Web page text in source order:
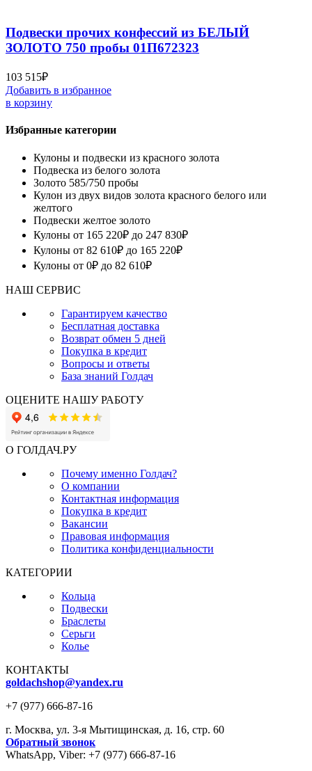
Подвески прочих конфессий из БЕЛЫЙ
ЗОЛОТО 750 пробы 01П672323
103 515₽
Добавить в избранное
в корзину
Избранные категории
Кулоны и подвески из красного золота
Подвеска из белого золота
Золото 585/750 пробы
Кулон из двух видов золота красного белого или
желтого
Подвески желтое золото
Кулоны от 165 220₽ до 247 830₽
Кулоны от 82 610₽ до 165 220₽
Кулоны от 0₽ до 82 610₽
НАШ СЕРВИС
Гарантируем качество
Бесплатная доставка
Возврат обмен 5 дней
Покупка в кредит
Вопросы и ответы
База знаний Голдач
ОЦЕНИТЕ НАШУ РАБОТУ
О ГОЛДАЧ.РУ
Почему именно Голдач?
О компании
Контактная информация
Покупка в кредит
Вакансии
Правовая информация
Политика конфиденциальности
КАТЕГОРИИ
Кольца
Подвески
Браслеты
Серьги
Колье
КОНТАКТЫ
goldachshop@yandex.ru
+7 (977) 666-87-16
г. Москва, ул. 3-я Мытищинская, д. 16, стр. 60
Обратный звонок
WhatsApp, Viber: +7 (977) 666-87-16